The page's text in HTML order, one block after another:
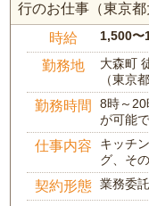
行のお仕事（東京都
時給 1,500〜
勤務地
大森町
（東京
勤務時間
8時～20
が可能
仕事内容
キッチ
グ、そ
契約形態 業務委託